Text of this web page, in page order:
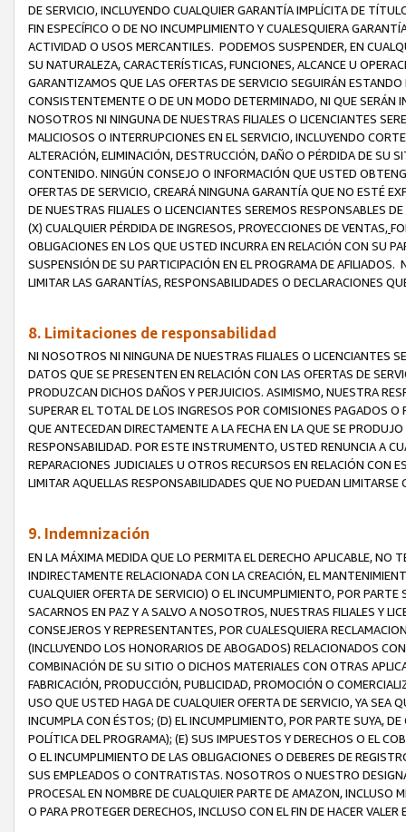
DE SERVICIO, INCLUYENDO CUALQUIER GARANTÍA IMPLÍCITA DE
FIN ESPECÍFICO O DE NO INCUMPLIMIENTO Y CUALESQUIERA
ACTIVIDAD O USOS MERCANTILES. PODEMOS SUSPENDER, EN
SU NATURALEZA, CARACTERÍSTICAS, FUNCIONES, ALCANCE U
GARANTIZAMOS QUE LAS OFERTAS DE SERVICIO SEGUIRÁN
CONSISTENTEMENTE O DE UN MODO DETERMINADO, NI QUE SERÁN
NOSOTROS NI NINGUNA DE NUESTRAS FILIALES O LICENCIANTES
MALICIOSOS O INTERRUPCIONES EN EL SERVICIO, INCLUYENDO
ALTERACIÓN, ELIMINACIÓN, DESTRUCCIÓN, DAÑO O PÉRDIDA DE SU
CONTENIDO. NINGÚN CONSEJO O INFORMACIÓN QUE USTED
OFERTAS DE SERVICIO, CREARÁ NINGUNA GARANTÍA QUE NO ESTÉ
DE NUESTRAS FILIALES O LICENCIANTES SEREMOS RESPONSABLES
(X) CUALQUIER PÉRDIDA DE INGRESOS, PROYECCIONES DE VENTAS,
OBLIGACIONES EN LOS QUE USTED INCURRA EN RELACIÓN CON SU
SUSPENSIÓN DE SU PARTICIPACIÓN EN EL PROGRAMA DE
LIMITAR LAS GARANTÍAS, RESPONSABILIDADES O DECLARACIONES
8. Limitaciones de responsabilidad
NI NOSOTROS NI NINGUNA DE NUESTRAS FILIALES O LICENCIANTES
DATOS QUE SE PRESENTEN EN RELACIÓN CON LAS OFERTAS DE
PRODUZCAN DICHOS DAÑOS Y PERJUICIOS. ASIMISMO, NUESTRA
SUPERAR EL TOTAL DE LOS INGRESOS POR COMISIONES PAGADOS
QUE ANTECEDAN DIRECTAMENTE A LA FECHA EN LA QUE SE
RESPONSABILIDAD. POR ESTE INSTRUMENTO, USTED RENUNCIA A
REPARACIONES JUDICIALES U OTROS RECURSOS EN RELACIÓN CON
LIMITAR AQUELLAS RESPONSABILIDADES QUE NO PUEDAN LIMITARSE
9. Indemnización
EN LA MÁXIMA MEDIDA QUE LO PERMITA EL DERECHO APLICABLE,
INDIRECTAMENTE RELACIONADA CON LA CREACIÓN, EL
CUALQUIER OFERTA DE SERVICIO) O EL INCUMPLIMIENTO, POR
SACARNOS EN PAZ Y A SALVO A NOSOTROS, NUESTRAS FILIALES Y
CONSEJEROS Y REPRESENTANTES, POR CUALESQUIERA
(INCLUYENDO LOS HONORARIOS DE ABOGADOS) RELACIONADOS
COMBINACIÓN DE SU SITIO O DICHOS MATERIALES CON OTRAS
FABRICACIÓN, PRODUCCIÓN, PUBLICIDAD, PROMOCIÓN O
USO QUE USTED HAGA DE CUALQUIER OFERTA DE SERVICIO, YA SEA
INCUMPLA CON ÉSTOS; (D) EL INCUMPLIMIENTO, POR PARTE SUYA,
POLÍTICA DEL PROGRAMA); (E) SUS IMPUESTOS Y DERECHOS O EL
O EL INCUMPLIMIENTO DE LAS OBLIGACIONES O DEBERES DE
SUS EMPLEADOS O CONTRATISTAS. NOSOTROS O NUESTRO
PROCESAL EN NOMBRE DE CUALQUIER PARTE DE AMAZON, INCLUSO
O PARA PROTEGER DERECHOS, INCLUSO CON EL FIN DE HACER VALER